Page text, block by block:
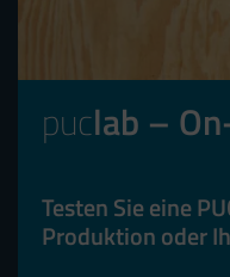
puclab –
Testen Sie eine
Produktion oder